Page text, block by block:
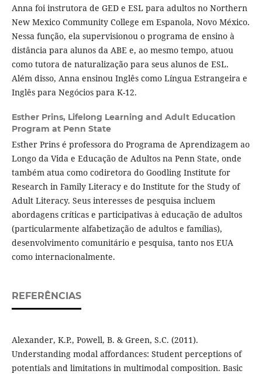
Anna foi instrutora de GED e ESL para adultos no Northern
New Mexico Community College em Espanola, Novo México.
Nessa função, ela supervisionou o programa de ensino à
distância para alunos da ABE e, ao mesmo tempo, atuou
como tutora de naturalização para seus alunos de ESL.
Além disso, Anna ensinou Inglês como Língua Estrangeira e
Inglês para Negócios para K-12.
Esther Prins, Lifelong Learning and Adult Education
Program at Penn State
Esther Prins é professora do Programa de Aprendizagem ao
Longo da Vida e Educação de Adultos na Penn State, onde
também atua como codiretora do Goodling Institute for
Research in Family Literacy e do Institute for the Study of
Adult Literacy. Seus interesses de pesquisa incluem
abordagens críticas e participativas à educação de adultos
(particularmente alfabetização de adultos e famílias),
desenvolvimento comunitário e pesquisa, tanto nos EUA
como internacionalmente.
REFERÊNCIAS
Alexander, K.P., Powell, B. & Green, S.C. (2011).
Understanding modal affordances: Student perceptions of
potentials and limitations in multimodal composition. Basic